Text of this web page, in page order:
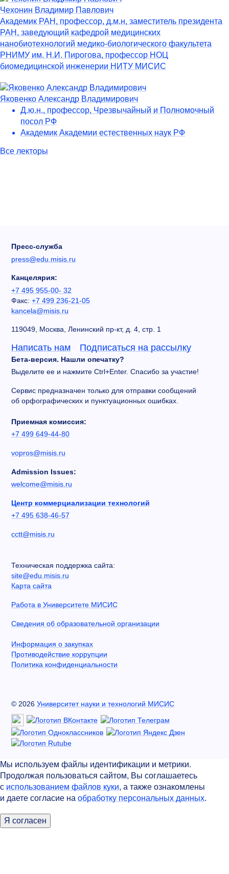
Чехонин Владимир Павлович
Академик РАН, профессор, д.м.н, заместитель президента
РАН, заведующий кафедрой медицинских
нанобиотехнологий медико-биологического факультета
РНИМУ им. Н.И. Пирогова, профессор НОЦ
биомедицинской инженерии НИТУ МИСИС
Яковенко Александр Владимирович
Д.ю.н., профессор, Чрезвычайный и Полномочный
посол РФ
Академик Академии естественных наук РФ
Все лекторы
Пресс-служба
press@edu.misis.ru
Канцелярия:
+7 495 955-00- 32
Факс: +7 499 236-21-05
kancela@misis.ru
119049, Москва, Ленинский пр-кт, д. 4, стр. 1
Написать нам Подписаться на рассылку
Бета-версия. Нашли опечатку?
Выделите ее и нажмите Ctrl+Enter. Спасибо за участие!
Сервис предназначен только для отправки сообщений
об орфографических и пунктуационных ошибках.
Приемная комиссия:
+7 499 649-44-80
vopros@misis.ru
Admission Issues:
welcome@misis.ru
Центр коммерциализации технологий
+7 495 638-46-57
cctt@misis.ru
Техническая поддержка сайта:
site@edu.misis.ru
Карта сайта
Работа в Университете МИСИС
Сведения об образовательной организации
Информация о закупках
Противодействие коррупции
Политика конфиденциальности
© 2026 Университет науки и технологий МИСИС
Мы используем файлы идентификации и метрики.
Продолжая пользоваться сайтом, Вы соглашаетесь
с использованием файлов куки, а также ознакомлены
и даете согласие на обработку персональных данных.
Я согласен